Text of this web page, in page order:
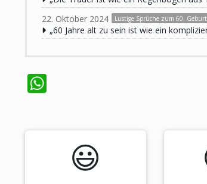
22. Oktober 2024
Lustige Sprüche zum 60.
„60 Jahre alt zu sein ist wie ein
😃️